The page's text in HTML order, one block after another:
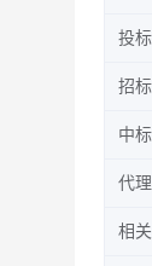
投
招
中
代
相